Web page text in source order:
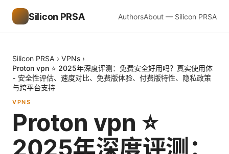
Silicon PRSA AuthorsAbout — Silicon PRSA
Silicon PRSA › VPNs ›
Proton vpn ⭐ 2025年深度评测：免费安全好用吗？真实使用体
- 安全性评估、速度对比、免费版体验、付费版特性、隐私政策
与跨平台支持
VPNS
Proton vpn ⭐
2025年深度评测：